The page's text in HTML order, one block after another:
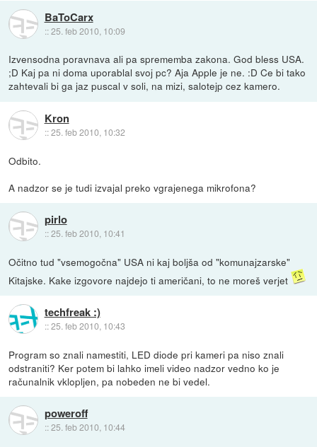
BaToCarx
::25. feb 2010, 10:09
Izvensodna poravnava ali pa sprememba zakona. God bless USA.
;D Kaj pa ni doma uporablal svoj pc? Aja Apple je ne. :D Ce bi tako
zahtevali bi ga jaz puscal v soli, na mizi, salotejp cez kamero.
Kron
::25. feb 2010, 10:32
Odbito.
A nadzor se je tudi izvajal preko vgrajenega mikrofona?
pirlo
::25. feb 2010, 10:41
Očitno tud "vsemogočna" USA ni kaj boljša od "komunajzarske"
Kitajske. Kake izgovore najdejo ti američani, to ne moreš verjet
techfreak :)
::25. feb 2010, 10:43
Program so znali namestiti, LED diode pri kameri pa niso znali
odstraniti? Ker potem bi lahko imeli video nadzor vedno ko je
računalnik vklopljen, pa nobeden ne bi vedel.
poweroff
::25. feb 2010, 10:44